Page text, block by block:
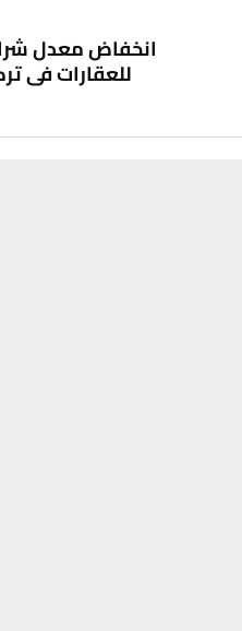
انخفاض معدل
للعقارات في